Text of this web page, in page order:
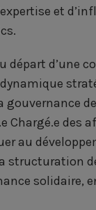
r
F
a
c
e
b
o
o
r
i
n
k
e
d
i
r
w
i
t
t
e
r
et
départ d’une
gouvernance
Chargé.e des
au
structuration
solidaire,